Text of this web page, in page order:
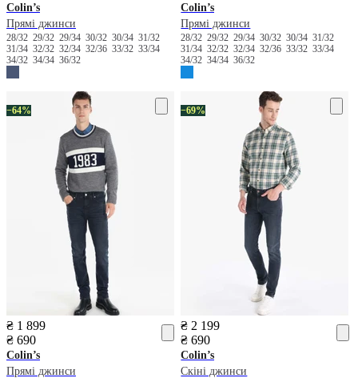
Colin’s
Прямі джинси
28/32 29/32 29/34 30/32 30/34 31/32
31/34 32/32 32/34 32/36 33/32 33/34
34/32 34/34 36/32
Colin’s
Прямі джинси
28/3229/3229/3430/3230/3431/32
31/3432/3232/3432/3633/3233/34
34/3234/3436/32
−64%
₴ 1 899
₴ 690
Colin’s
Прямі джинси
−69%
₴ 2 199
₴ 690
Colin’s
Скіні джинси